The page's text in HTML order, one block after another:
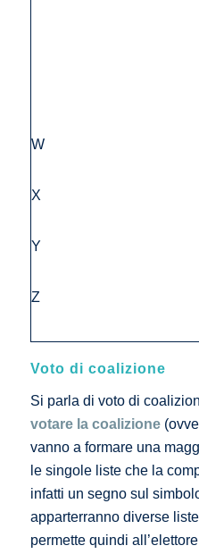
W
X
Y
Z
Voto di coalizione
Si parla di voto di
votare la coalizione
vanno a formare una
le singole liste che la
infatti un segno sul
apparterranno diverse
permette quindi